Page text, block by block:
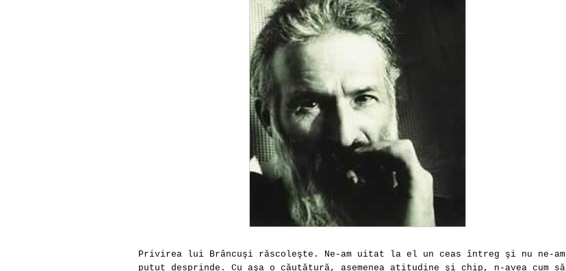
Privirea lui Brâncuşi răscoleşte. Ne-am uitat la el un ceas întreg şi nu ne-am
putut desprinde. Cu aşa o căutătură, asemenea atitudine şi chip, n-avea cum să